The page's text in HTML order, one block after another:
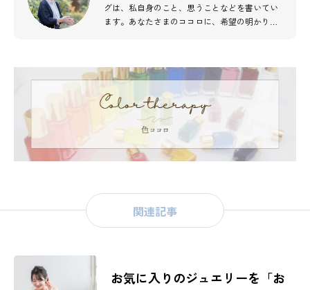
グは、私自身のこと、思うことなどを書いてい
ます。あなたさまのココロに、希望の明かりが
関連記事
お気に入りのジュエリーを「お